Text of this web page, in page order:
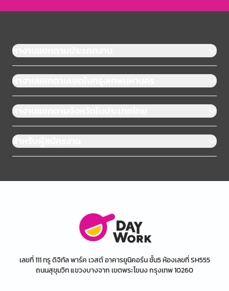
หางานแยกตามประเภทงาน
หางานแยกตามเขตในกรุงเทพมหานคร
หางานแยกตามจังหวัดในประเทศไทย
สำหรับผู้สมัครงาน
เลขที่ 111 ทรู ดิจิทัล พาร์ค เวสต์ อาคารยูนิคอร์น ชั้น5 ห้องเลขที่ SH555
ถนนสุขุมวิท แขวงบางจาก เขตพระโขนง กรุงเทพ 10260